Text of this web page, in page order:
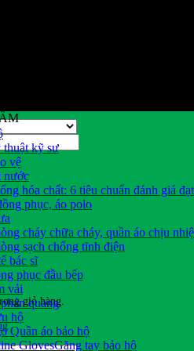
giỏ hàng.
thuật kỹ sư
vệ
nước
hóa chất: 6 tiêu chuẩn đánh giá
phục, áo polo
cháy chữa cháy, quần áo chịu
sạch chống tĩnh điện
bác sĩ
phục đầu bếp
vải
quang
hộ
Quần áo bảo hộ
Găng tay bảo hộ